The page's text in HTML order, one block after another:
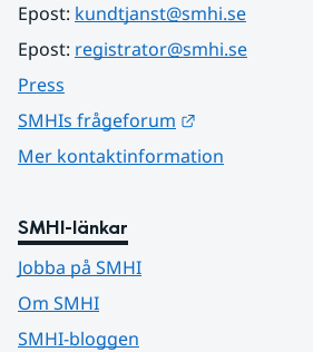
Epost: kundtjanst@smhi.se
Epost: registrator@smhi.se
Press
SMHIs frågeforum
Mer kontaktinformation
SMHI-länkar
Jobba på SMHI
Om SMHI
SMHI-bloggen